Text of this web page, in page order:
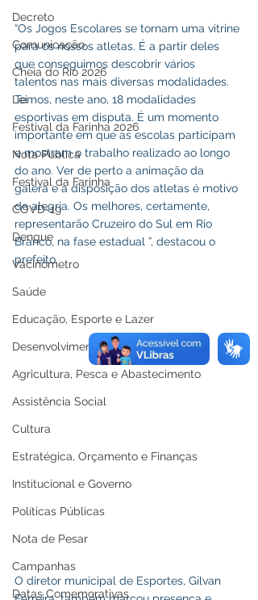
Decreto
Comunicação
Cheia do Rio 2026
Lei
Festival da Farinha 2026
Nota Pública
Festival da Farinha
COVD-19
Dengue
Vacinômetro
Saúde
Educação, Esporte e Lazer
Desenvolvimento Urbanos e Obras
Agricultura, Pesca e Abastecimento
Assistência Social
Cultura
Estratégica, Orçamento e Finanças
Institucional e Governo
Políticas Públicas
Nota de Pesar
Campanhas
Datas Comemorativas
“Os Jogos Escolares se tornam uma vitrine
para os nossos atletas. É a partir deles
que conseguimos descobrir vários
talentos nas mais diversas modalidades.
Temos, neste ano, 18 modalidades
esportivas em disputa. É um momento
importante em que as escolas participam
e mostram o trabalho realizado ao longo
do ano. Ver de perto a animação da
galera e a disposição dos atletas é motivo
de alegria. Os melhores, certamente,
representarão Cruzeiro do Sul em Rio
Branco, na fase estadual ”, destacou o
prefeito.
O diretor municipal de Esportes, Gilvan